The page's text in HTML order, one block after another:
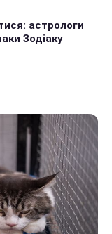
астрологи
Зодіаку